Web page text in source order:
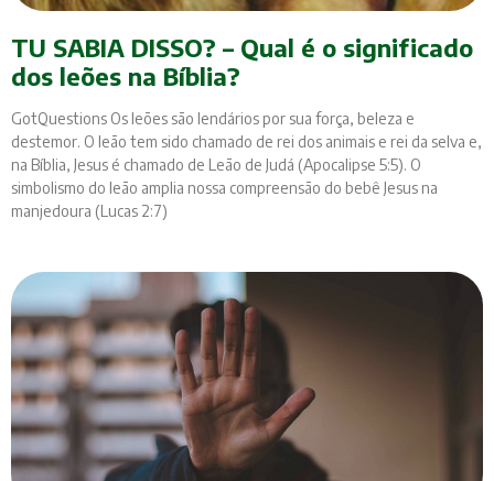
TU SABIA DISSO? – Qual é o significado
dos leões na Bíblia?
GotQuestions Os leões são lendários por sua força, beleza e
destemor. O leão tem sido chamado de rei dos animais e rei da selva e,
na Bíblia, Jesus é chamado de Leão de Judá (Apocalipse 5:5). O
simbolismo do leão amplia nossa compreensão do bebê Jesus na
manjedoura (Lucas 2:7)